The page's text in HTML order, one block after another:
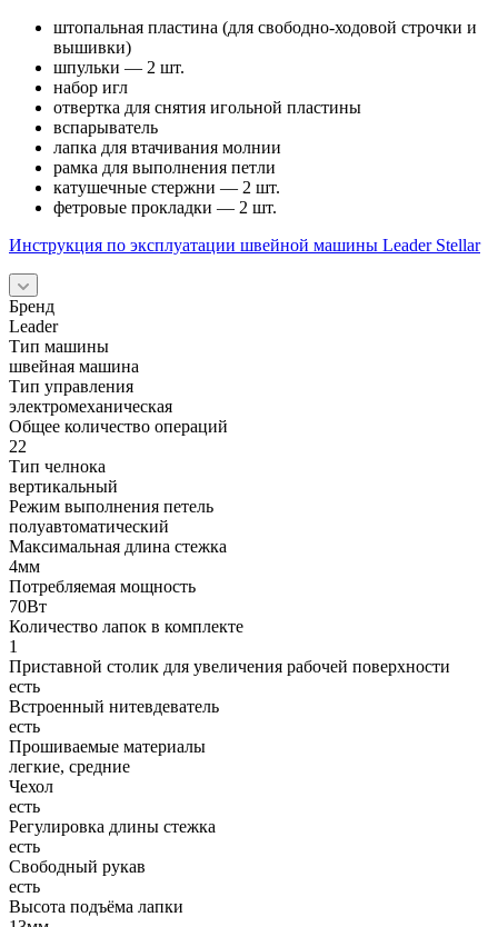
штопальная пластина (для свободно-ходовой строчки и
вышивки)
шпульки — 2 шт.
набор игл
отвертка для снятия игольной пластины
вспарыватель
лапка для втачивания молнии
рамка для выполнения петли
катушечные стержни — 2 шт.
фетровые прокладки — 2 шт.
Инструкция по эксплуатации швейной машины Leader Stellar
Бренд
Leader
Тип машины
швейная машина
Тип управления
электромеханическая
Общее количество операций
22
Тип челнока
вертикальный
Режим выполнения петель
полуавтоматический
Максимальная длина стежка
4мм
Потребляемая мощность
70Вт
Количество лапок в комплекте
1
Приставной столик для увеличения рабочей поверхности
есть
Встроенный нитевдеватель
есть
Прошиваемые материалы
легкие, средние
Чехол
есть
Регулировка длины стежка
есть
Свободный рукав
есть
Высота подъёма лапки